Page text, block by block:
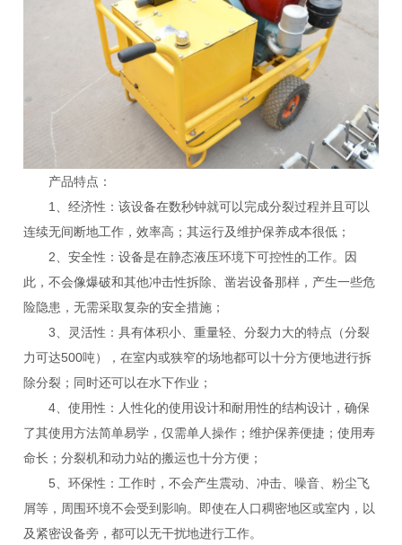
产品特点：
1、经济性：该设备在数秒钟就可以完成分裂过程并且可以
连续无间断地工作，效率高；其运行及维护保养成本很低；
2、安全性：设备是在静态液压环境下可控性的工作。因
此，不会像爆破和其他冲击性拆除、凿岩设备那样，产生一些危
险隐患，无需采取复杂的安全措施；
3、灵活性：具有体积小、重量轻、分裂力大的特点（分裂
力可达500吨），在室内或狭窄的场地都可以十分方便地进行拆
除分裂；同时还可以在水下作业；
4、使用性：人性化的使用设计和耐用性的结构设计，确保
了其使用方法简单易学，仅需单人操作；维护保养便捷；使用寿
命长；分裂机和动力站的搬运也十分方便；
5、环保性：工作时，不会产生震动、冲击、噪音、粉尘飞
屑等，周围环境不会受到影响。即使在人口稠密地区或室内，以
及紧密设备旁，都可以无干扰地进行工作。